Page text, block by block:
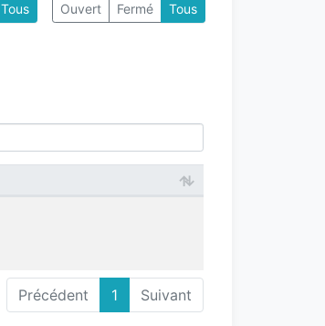
Tous Ouvert Fermé Tous
Précédent 1 Suivant